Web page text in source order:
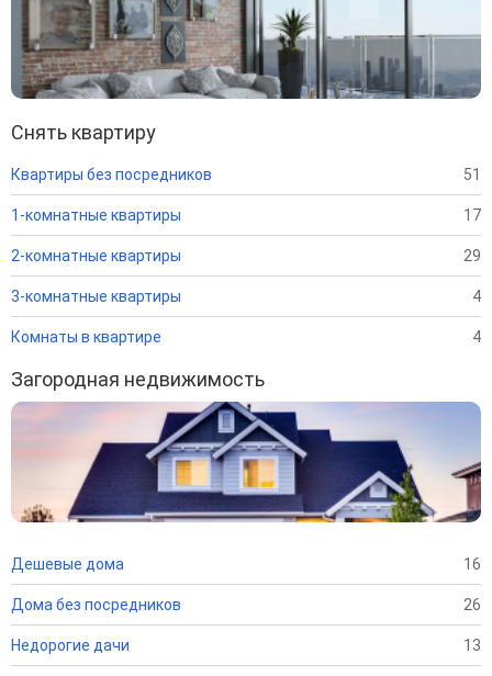
Снять квартиру
Квартиры без посредников 51
1-комнатные квартиры 17
2-комнатные квартиры 29
3-комнатные квартиры 4
Комнаты в квартире 4
Загородная недвижимость
Дешевые дома 16
Дома без посредников 26
Недорогие дачи 13